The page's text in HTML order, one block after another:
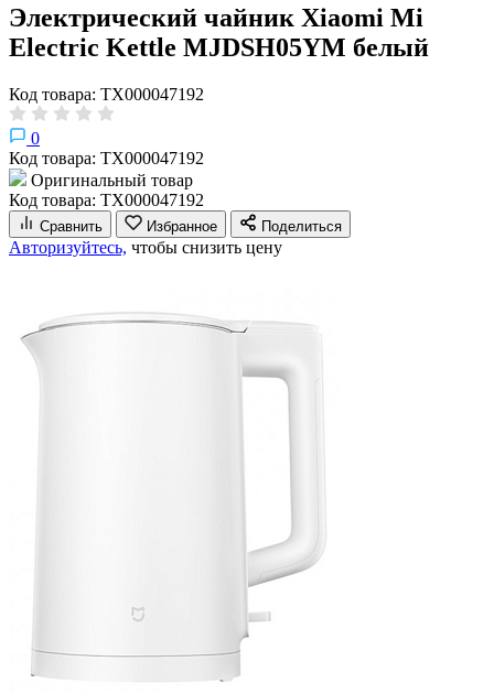
Электрический чайник Xiaomi Mi
Electric Kettle MJDSH05YM белый
Код товара: ТХ000047192
0
Код товара: ТХ000047192
Оригинальный товар
Код товара: ТХ000047192
Сравнить Избранное Поделиться
Авторизуйтесь, чтобы снизить цену